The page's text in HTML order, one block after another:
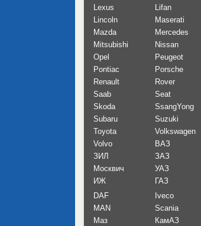
Lexus
Lifan
Lincoln
Maserati
Mazda
Mercedes
Mitsubishi
Nissan
Opel
Peugeot
Pontiac
Porsche
Renault
Rover
Saab
Seat
Skoda
SsangYong
Subaru
Suzuki
Toyota
Volkswagen
Volvo
ВАЗ
ЗИЛ
ЗАЗ
Москвич
УАЗ
ИЖ
ГАЗ
DAF
Iveco
MAN
Scania
Маз
КамАЗ